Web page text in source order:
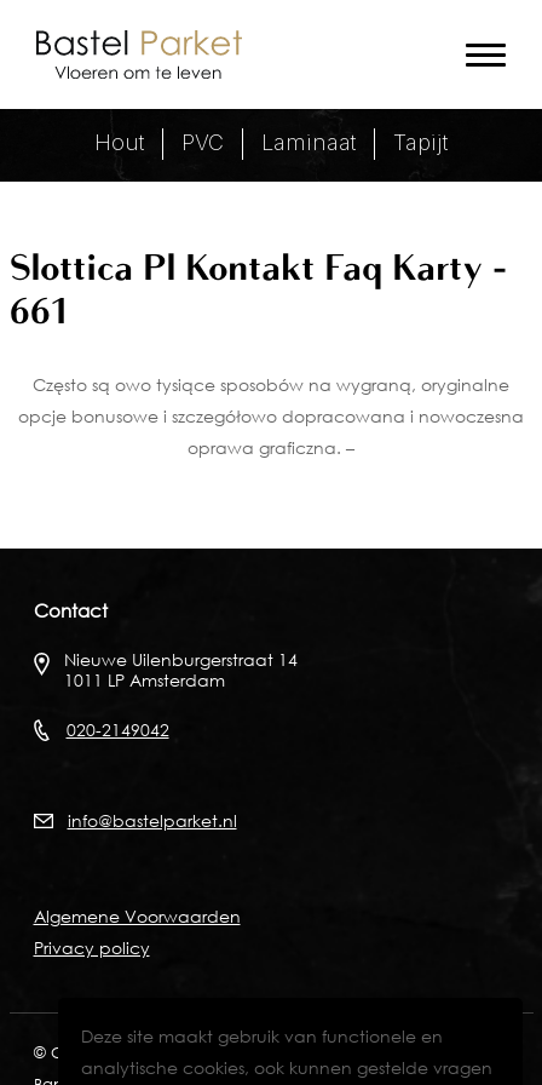
Deze site maakt gebruik van functionele en
analytische cookies, ook kunnen gestelde vragen
Slottica Pl Kontakt Faq Karty -
Hout PVC Laminaat Tapijt
Slottica Pl Kontakt Faq Karty -
661
Często są owo tysiące sposobów na wygraną, oryginalne
opcje bonusowe i szczegółowo dopracowana i nowoczesna
oprawa graficzna. –
Contact
Nieuwe Uilenburgerstraat 14
1011 LP Amsterdam
020-2149042
info@bastelparket.nl
Algemene Voorwaarden
Privacy policy
© Copyright 2026 KVK: 60772697